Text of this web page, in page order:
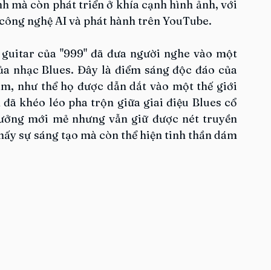
mà còn phát triển ở khía cạnh hình ảnh, với
nghệ AI và phát hành trên YouTube.
của "999" đã đưa người nghe vào một
nhạc Blues. Đây là điểm sáng độc đáo của
như thể họ được dẫn dắt vào một thế giới
khéo léo pha trộn giữa giai điệu Blues cổ
mới mẻ nhưng vẫn giữ được nét truyền
sự sáng tạo mà còn thể hiện tinh thần dám